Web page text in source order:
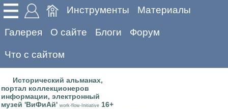
Инструменты Материалы
Галерея О сайте Блоги Форум
Что с сайтом
Исторический альманах,
портал коллекционеров
информации, электронный
музей 'ВиФиАй' work-flow-Initiative 16+